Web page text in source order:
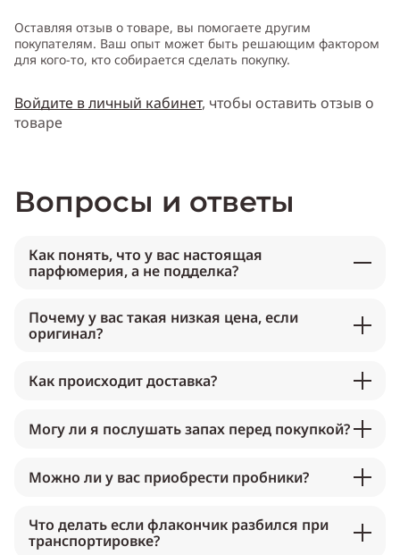
Оставляя отзыв о товаре, вы помогаете другим
покупателям. Ваш опыт может быть решающим фактором
для кого-то, кто собирается сделать покупку.
Войдите в личный кабинет, чтобы оставить отзыв о
товаре
Вопросы и ответы
Как понять, что у вас настоящая
парфюмерия, а не подделка?
Почему у вас такая низкая цена, если
оригинал?
Как происходит доставка?
Могу ли я послушать запах перед покупкой?
Можно ли у вас приобрести пробники?
Что делать если флакончик разбился при
транспортировке?